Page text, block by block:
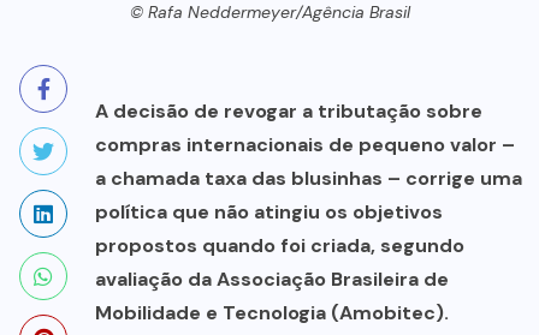
© Rafa Neddermeyer/Agência Brasil
A decisão de revogar a tributação sobre
compras internacionais de pequeno valor –
a chamada taxa das blusinhas – corrige uma
política que não atingiu os objetivos
propostos quando foi criada, segundo
avaliação da Associação Brasileira de
Mobilidade e Tecnologia (Amobitec).